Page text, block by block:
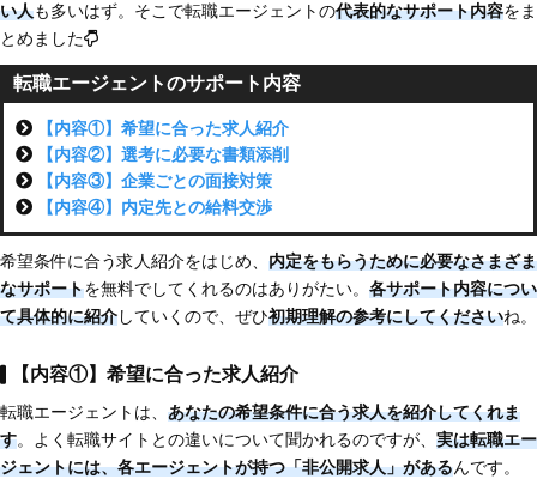
い人も多いはず。そこで転職エージェントの代表的なサポート内容をま
とめました
転職エージェントのサポート内容
【内容①】希望に合った求人紹介
【内容②】選考に必要な書類添削
【内容③】企業ごとの面接対策
【内容④】内定先との給料交渉
希望条件に合う求人紹介をはじめ、 内定をもらうために必要なさまざま
なサポートを無料でしてくれるのはありがたい。 各サポート内容につい
て具体的に紹介していくので、ぜひ初期理解の参考にしてくださいね。
【内容①】希望に合った求人紹介
転職エージェントは、 あなたの希望条件に合う求人を紹介してくれま
す。よく転職サイトとの違いについて聞かれるのですが、 実は転職エー
ジェントには、各エージェントが持つ「非公開求人」があるんです。